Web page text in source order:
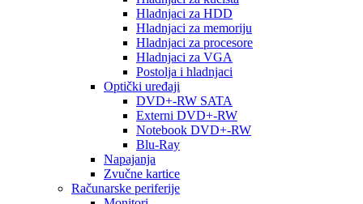
Hladnjaci za HDD
Hladnjaci za memoriju
Hladnjaci za procesore
Hladnjaci za VGA
Postolja i hladnjaci
Optički uređaji
DVD+-RW SATA
Externi DVD+-RW
Notebook DVD+-RW
Blu-Ray
Napajanja
Zvučne kartice
Računarske periferije